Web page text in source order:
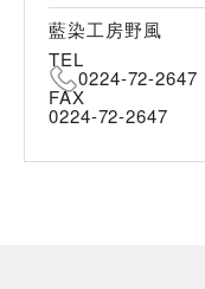
藍染工房野風
TEL
0224-72-2647
FAX
0224-72-2647